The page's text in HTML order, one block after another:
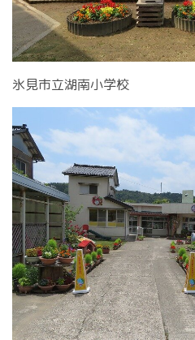
氷見市立湖南小学校